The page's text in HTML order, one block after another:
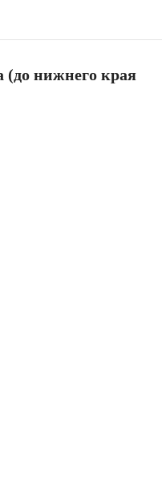
(до нижнего края